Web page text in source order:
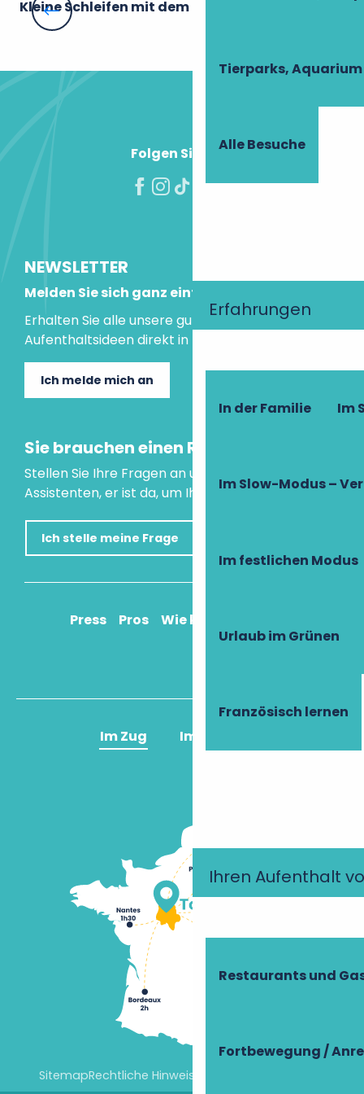
Tierparks, Aquarium
Alle Besuche
Erfahrungen
In der Familie Im
Im Slow-Modus –
Im festlichen Modus
Urlaub im Grünen
Französisch lernen
Ihren Aufenthalt
Restaurants und
Fortbewegung /
Kleine Schleifen mit dem Fahrrad
Folgen Sie uns!
NEWSLETTER
Melden Sie sich ganz einfach an!
Erhalten Sie alle unsere guten Tipps und
Aufenthaltsideen direkt in Ihre Mailbox.
Ich melde mich an
Sie brauchen einen Rat?
Stellen Sie Ihre Fragen an unseren virtuellen
Assistenten, er ist da, um Ihnen zu helfen.
Ich stelle meine Frage
Press Pros Wie komme ich an?
Im Zug Im Flugzeug
SitemapRechtliche Hinweise